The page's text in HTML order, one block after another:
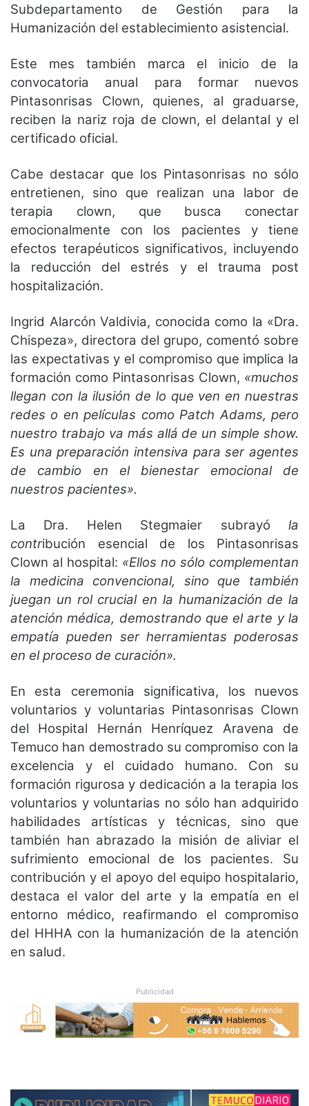
Subdepartamento de Gestión para la
Humanización del establecimiento asistencial.
Este mes también marca el inicio de la
convocatoria anual para formar nuevos
Pintasonrisas Clown, quienes, al graduarse,
reciben la nariz roja de clown, el delantal y el
certificado oficial.
Cabe destacar que los Pintasonrisas no sólo
entretienen, sino que realizan una labor de
terapia clown, que busca conectar
emocionalmente con los pacientes y tiene
efectos terapéuticos significativos, incluyendo
la reducción del estrés y el trauma post
hospitalización.
Ingrid Alarcón Valdivia, conocida como la «Dra.
Chispeza», directora del grupo, comentó sobre
las expectativas y el compromiso que implica la
formación como Pintasonrisas Clown, «muchos
llegan con la ilusión de lo que ven en nuestras
redes o en películas como Patch Adams, pero
nuestro trabajo va más allá de un simple show.
Es una preparación intensiva para ser agentes
de cambio en el bienestar emocional de
nuestros pacientes».
La Dra. Helen Stegmaier subrayó la
contribución esencial de los Pintasonrisas
Clown al hospital: «Ellos no sólo complementan
la medicina convencional, sino que también
juegan un rol crucial en la humanización de la
atención médica, demostrando que el arte y la
empatía pueden ser herramientas poderosas
en el proceso de curación».
En esta ceremonia significativa, los nuevos
voluntarios y voluntarias Pintasonrisas Clown
del Hospital Hernán Henríquez Aravena de
Temuco han demostrado su compromiso con la
excelencia y el cuidado humano. Con su
formación rigurosa y dedicación a la terapia los
voluntarios y voluntarias no sólo han adquirido
habilidades artísticas y técnicas, sino que
también han abrazado la misión de aliviar el
sufrimiento emocional de los pacientes. Su
contribución y el apoyo del equipo hospitalario,
destaca el valor del arte y la empatía en el
entorno médico, reafirmando el compromiso
del HHHA con la humanización de la atención
en salud.
Publicidad